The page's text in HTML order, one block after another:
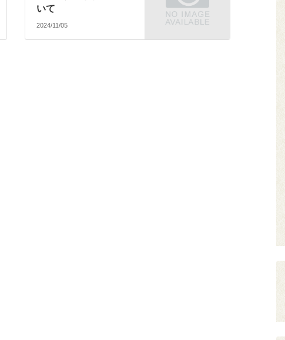
いて
2024/11/05